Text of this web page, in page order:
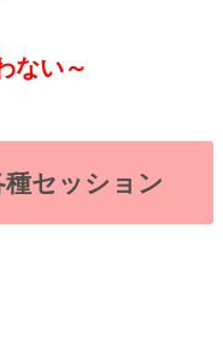
ない～
セッション